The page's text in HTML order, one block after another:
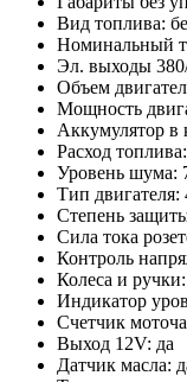
Вид топлива:
Номинальный
Эл. выходы
Объем
Мощность
Аккумулятор в
Расход
Уровень шума:
Тип двигателя:
Степень
Сила тока
Контроль
Колеса и
Индикатор
Счетчик
Выход 12V: да
Датчик масла: